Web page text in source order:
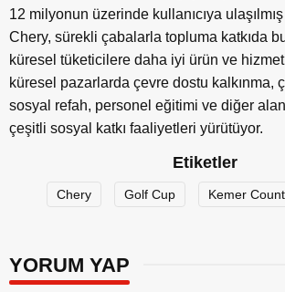
12 milyonun üzerinde kullanıcıya
Chery, sürekli çabalarla topluma katkıda
küresel tüketicilere daha iyi ürün ve
küresel pazarlarda çevre dostu kalkınma,
sosyal refah, personel eğitimi ve diğer
çeşitli sosyal katkı faaliyetleri yürütüyor.
Etiketler
Chery Golf Cup Kemer
YORUM YAP